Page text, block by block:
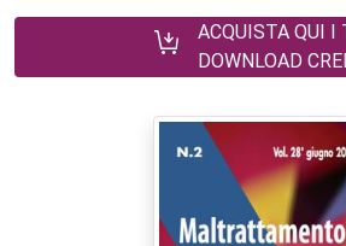
ACQUISTA QUI I
DOWNLOAD